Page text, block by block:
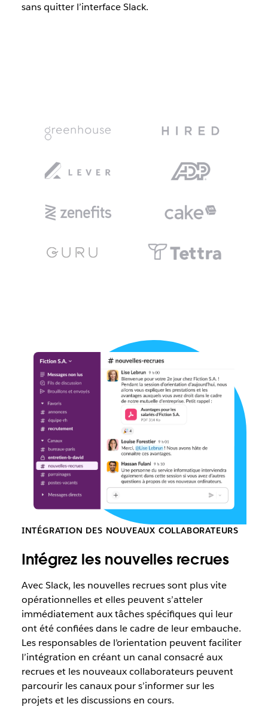
sans quitter l’interface Slack.
INTÉGRATION DES NOUVEAUX COLLABORATEURS
Intégrez les nouvelles recrues
Avec Slack, les nouvelles recrues sont plus vite
opérationnelles et elles peuvent s’atteler
immédiatement aux tâches spécifiques qui leur
ont été confiées dans le cadre de leur embauche.
Les responsables de l’orientation peuvent faciliter
l’intégration en créant un canal consacré aux
recrues et les nouveaux collaborateurs peuvent
parcourir les canaux pour s’informer sur les
projets et les discussions en cours.